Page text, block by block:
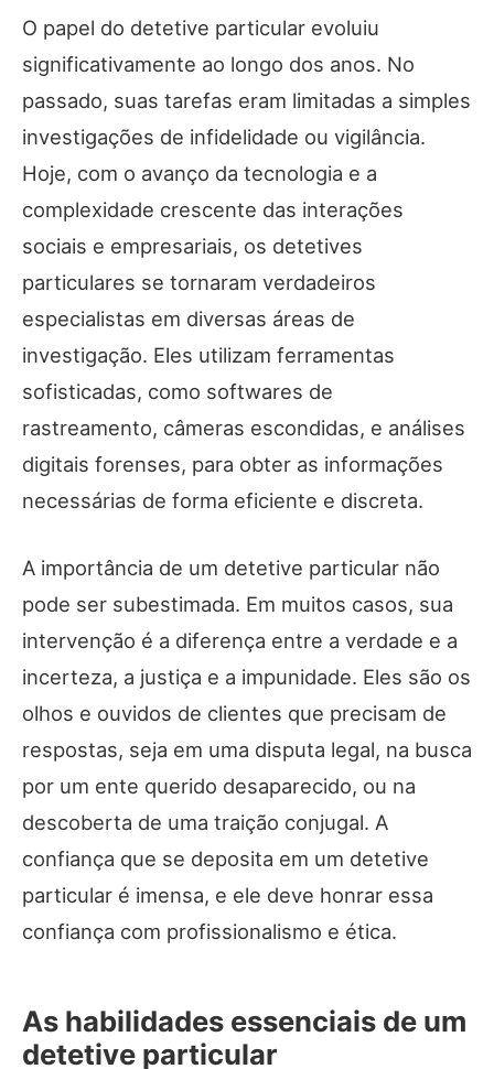
O papel do detetive particular evoluiu
significativamente ao longo dos anos. No
passado, suas tarefas eram limitadas a simples
investigações de infidelidade ou vigilância.
Hoje, com o avanço da tecnologia e a
complexidade crescente das interações
sociais e empresariais, os detetives
particulares se tornaram verdadeiros
especialistas em diversas áreas de
investigação. Eles utilizam ferramentas
sofisticadas, como softwares de
rastreamento, câmeras escondidas, e análises
digitais forenses, para obter as informações
necessárias de forma eficiente e discreta.
A importância de um detetive particular não
pode ser subestimada. Em muitos casos, sua
intervenção é a diferença entre a verdade e a
incerteza, a justiça e a impunidade. Eles são os
olhos e ouvidos de clientes que precisam de
respostas, seja em uma disputa legal, na busca
por um ente querido desaparecido, ou na
descoberta de uma traição conjugal. A
confiança que se deposita em um detetive
particular é imensa, e ele deve honrar essa
confiança com profissionalismo e ética.
As habilidades essenciais de um
detetive particular